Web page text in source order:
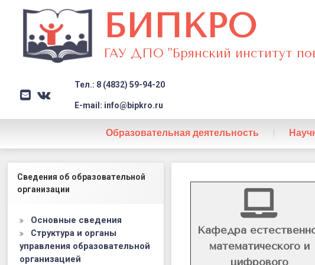
БИПКРО
ГАУ ДПО "Брянский институт
E-mail
VK Заголовок сайта → второстепенный
Тел.: 8 (4832) 59-94-20
E-mail: info@bipkro.ru
Образовательная деятельность
естественно-
математического
цифрового
Кафедра
математического и
цифрового
Левый сайдбар
Сведения об образовательной
организации
Основные сведения
Структура и органы
управления образовательной
организацией